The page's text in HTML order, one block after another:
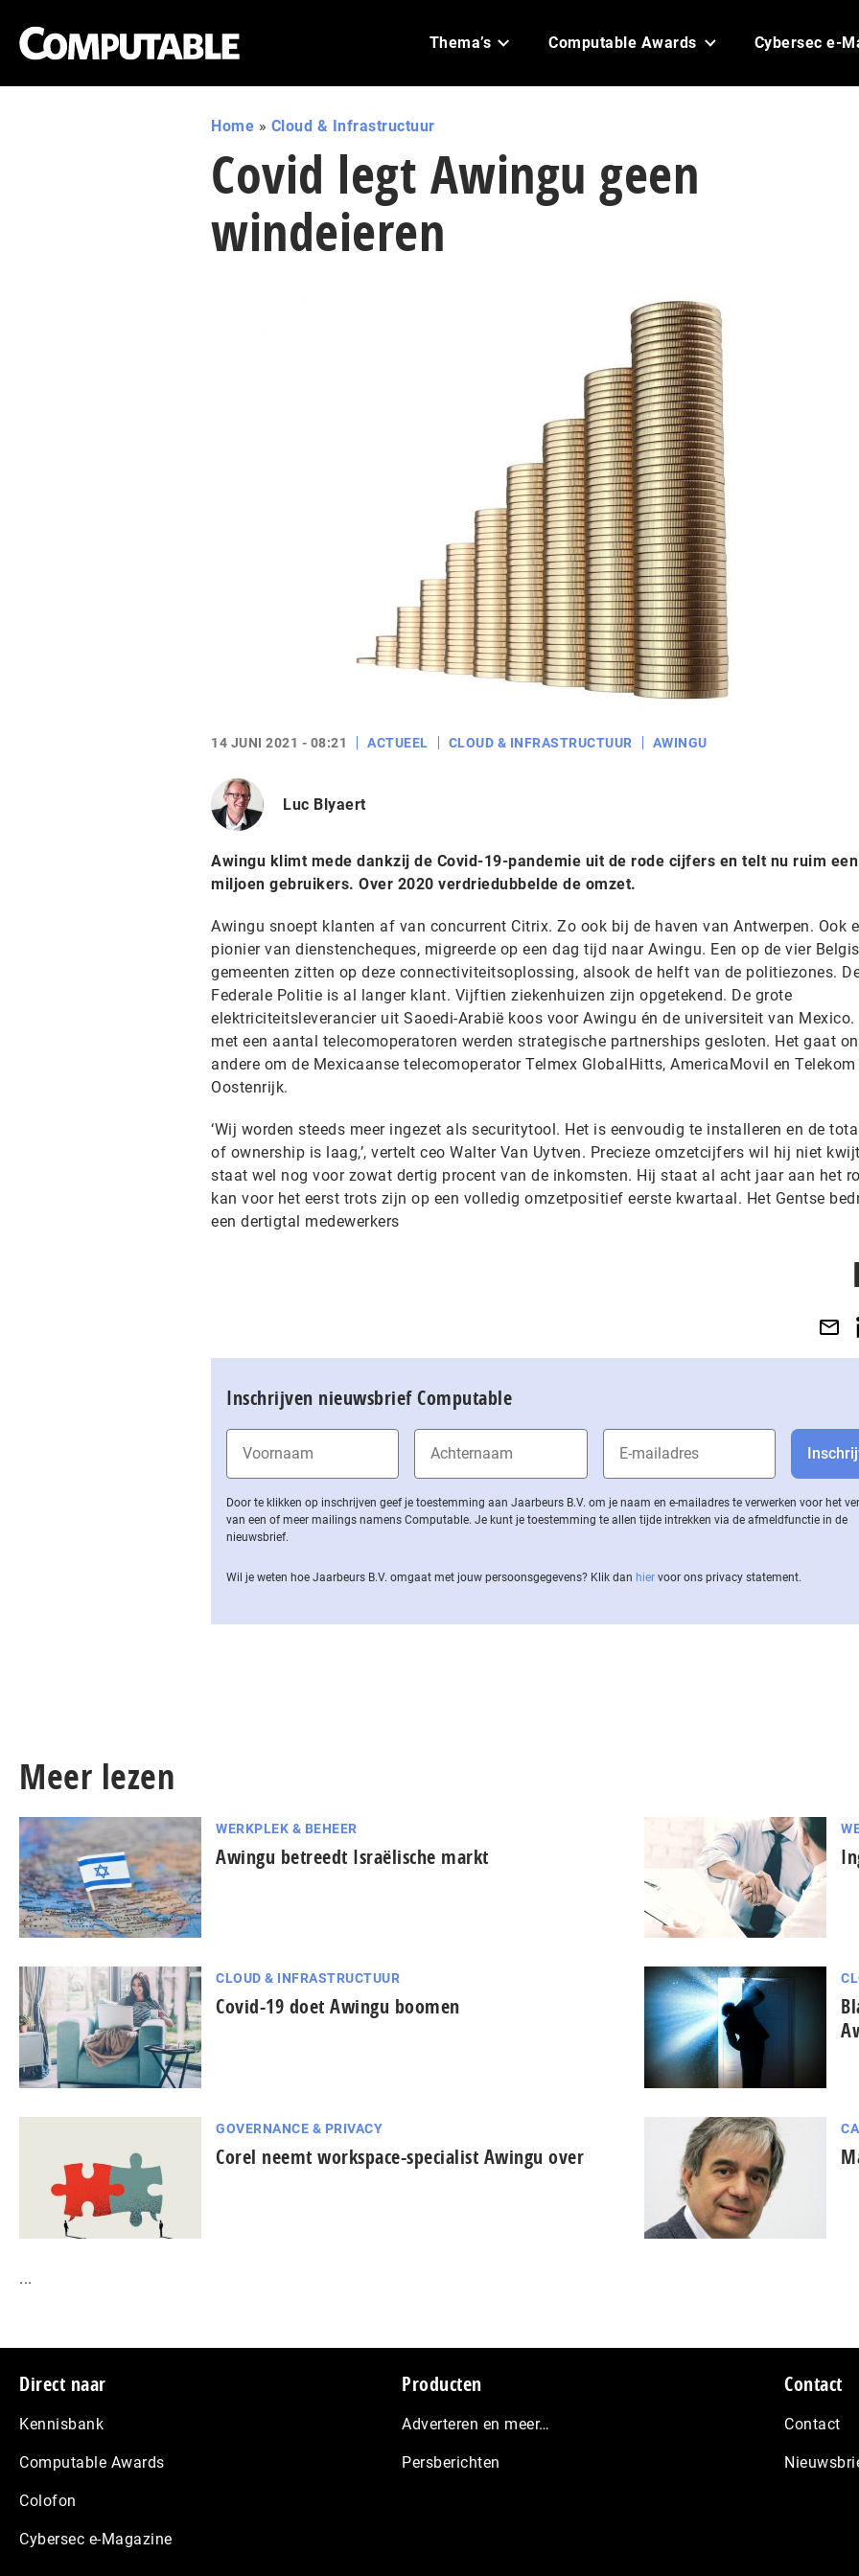
Thema’s Computable Awards Cybersec e-
Home » Cloud & Infrastructuur
Covid legt Awingu geen
windeieren
14 JUNI 2021 - 08:21 ACTUEEL CLOUD & INFRASTRUCTUUR AWINGU
Luc Blyaert
Awingu klimt mede dankzij de Covid-19-pandemie uit de rode cijfers en telt nu ruim
miljoen gebruikers. Over 2020 verdriedubbelde de omzet.
Awingu snoept klanten af van concurrent Citrix. Zo ook bij de haven van Antwerpen. Ook
pionier van dienstencheques, migreerde op een dag tijd naar Awingu. Een op de vier
gemeenten zitten op deze connectiviteitsoplossing, alsook de helft van de politiezones.
Federale Politie is al langer klant. Vijftien ziekenhuizen zijn opgetekend. De grote
elektriciteitsleverancier uit Saoedi-Arabië koos voor Awingu én de universiteit van Mexico.
met een aantal telecomoperatoren werden strategische partnerships gesloten. Het gaat
andere om de Mexicaanse telecomoperator Telmex GlobalHitts, AmericaMovil en
Oostenrijk.
‘Wij worden steeds meer ingezet als securitytool. Het is eenvoudig te installeren en de
of ownership is laag,’, vertelt ceo Walter Van Uytven. Precieze omzetcijfers wil hij niet
staat wel nog voor zowat dertig procent van de inkomsten. Hij staat al acht jaar aan het
kan voor het eerst trots zijn op een volledig omzetpositief eerste kwartaal. Het Gentse
een dertigtal medewerkers
Inschrijven nieuwsbrief Computable
Door te klikken op inschrijven geef je toestemming aan Jaarbeurs B.V. om je naam en e-mailadres te verwerken voor het
van een of meer mailings namens Computable. Je kunt je toestemming te allen tijde intrekken via de af­meld­func­tie in de
nieuwsbrief.
Wil je weten hoe Jaarbeurs B.V. omgaat met jouw per­soons­ge­ge­vens? Klik dan hier voor ons privacy statement.
Meer lezen
WERKPLEK & BEHEER
Awingu betreedt Israëlische markt
CLOUD & INFRASTRUCTUUR
Covid-19 doet Awingu boomen
GOVERNANCE & PRIVACY
Corel neemt workspace-specialist Awingu over
...
Footer
Direct naar
Kennisbank
Computable Awards
Colofon
Cybersec e-Magazine
Producten
Adverteren en meer…
Persberichten
Contact
Contact